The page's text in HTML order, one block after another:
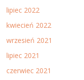
lipiec 2022
kwiecień 2022
wrzesień 2021
lipiec 2021
czerwiec 2021